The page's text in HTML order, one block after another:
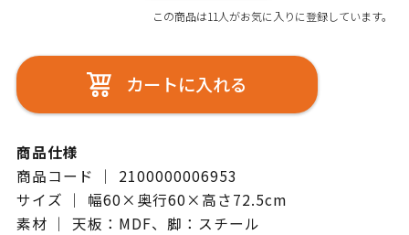
この商品は11人がお気に入りに登録しています。
カートに入れる
商品仕様
商品コード ｜ 2100000006953
サイズ ｜ 幅60×奥行60×高さ72.5cm
素材 ｜ 天板：MDF、脚：スチール